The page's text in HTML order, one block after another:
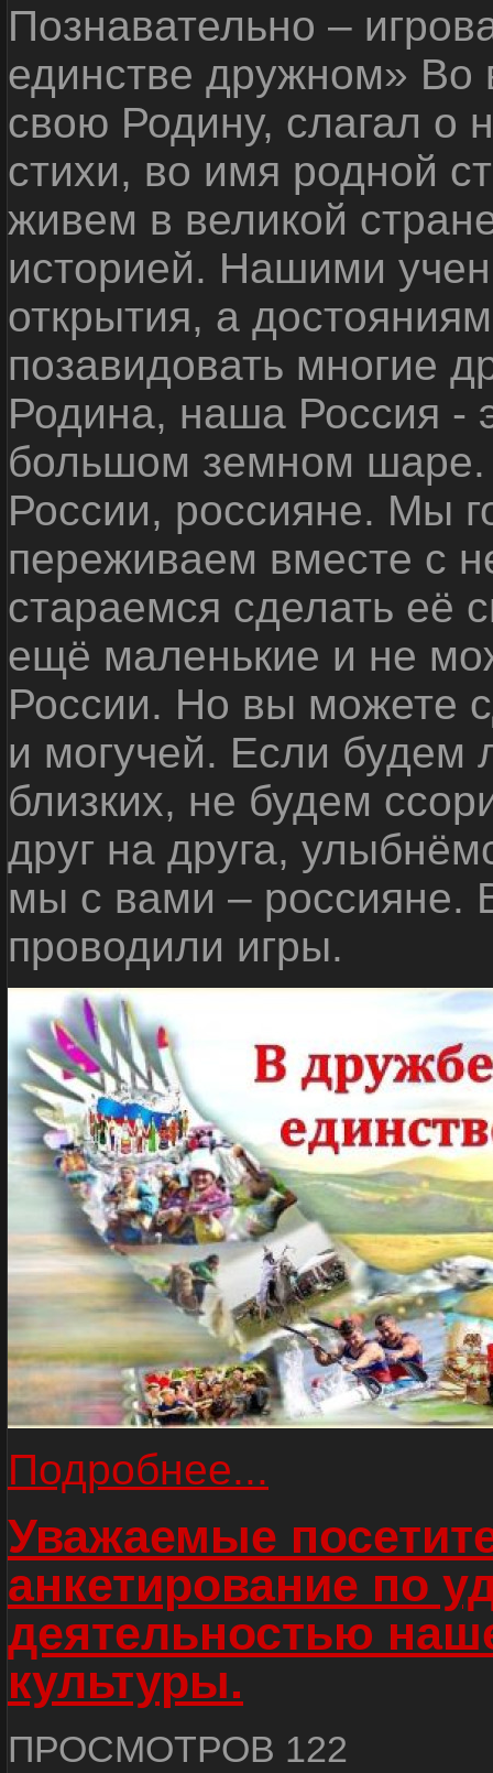
Познавательно –
единстве дружном»
свою Родину, слагал о
стихи, во имя родной
живем в великой
историей. Нашими
открытия, а
позавидовать многие
Родина, наша Россия -
большом земном
России, россияне. Мы
переживаем вместе с
стараемся сделать её
ещё маленькие и не
России. Но вы можете
и могучей. Если будем
близких, не будем
друг на друга,
мы с вами – россияне.
проводили игры.
Подробнее...
Уважаемые
анкетирование по
деятельностью
культуры.
ПРОСМОТРОВ 122